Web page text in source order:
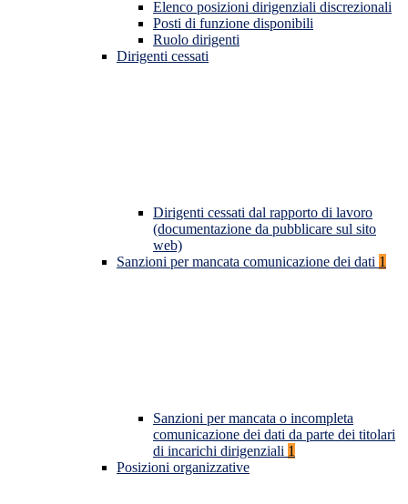
Elenco posizioni dirigenziali discrezionali
Posti di funzione disponibili
Ruolo dirigenti
Dirigenti cessati
Dirigenti cessati dal rapporto di lavoro
(documentazione da pubblicare sul sito
web)
Sanzioni per mancata comunicazione dei dati 1
Sanzioni per mancata o incompleta
comunicazione dei dati da parte dei titolari
di incarichi dirigenziali 1
Posizioni organizzative